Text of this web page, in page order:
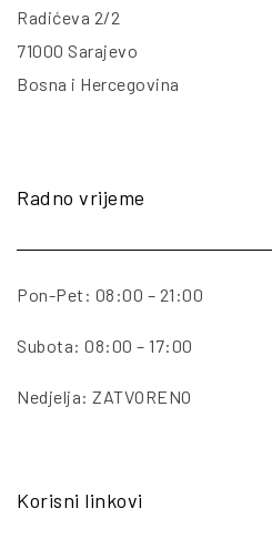
Radićeva 2/2
71000 Sarajevo
Bosna i Hercegovina
Radno vrijeme
Pon-Pet: 08:00 – 21:00
Subota: 08:00 – 17:00
Nedjelja: ZATVORENO
Korisni linkovi